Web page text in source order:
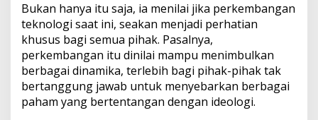
Bukan hanya itu saja, ia menilai jika perkembangan
teknologi saat ini, seakan menjadi perhatian
khusus bagi semua pihak. Pasalnya,
perkembangan itu dinilai mampu menimbulkan
berbagai dinamika, terlebih bagi pihak-pihak tak
bertanggung jawab untuk menyebarkan berbagai
paham yang bertentangan dengan ideologi.